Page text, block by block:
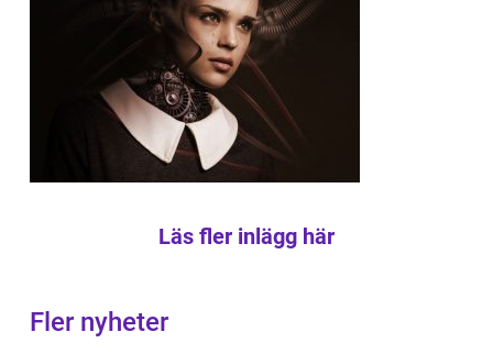
Läs fler inlägg här
Fler nyheter